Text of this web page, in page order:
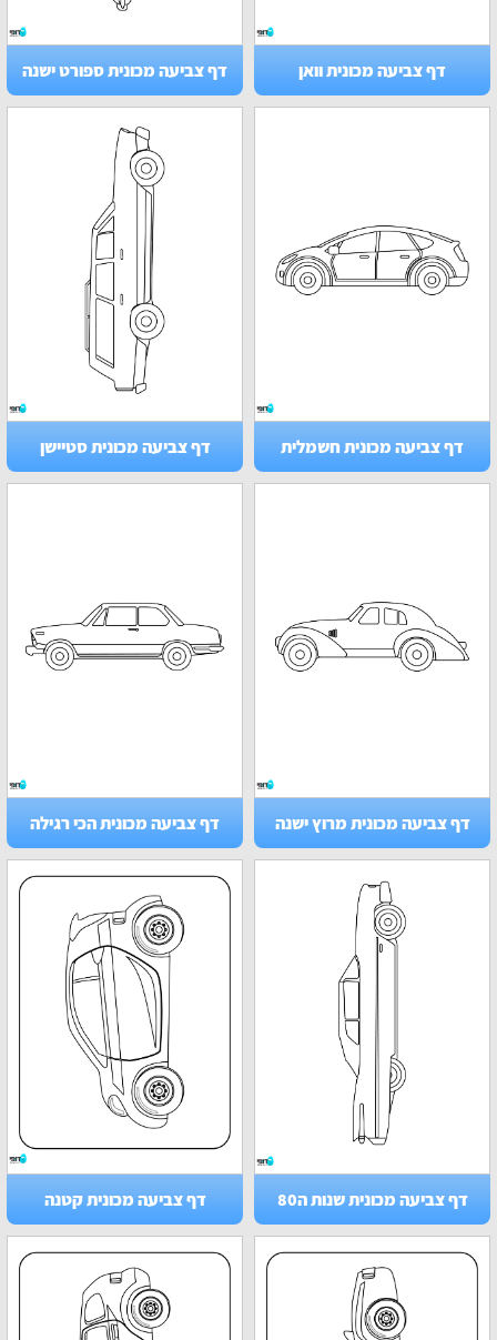
דף צביעה מכונית וואן דף צביעה מכונית ספורט ישנה
דף צביעה מכונית חשמלית דף צביעה מכונית סטיישן
דף צביעה מכונית מרוץ ישנה דף צביעה מכונית הכי רגילה
דף צביעה מכונית שנות ה80 דף צביעה מכונית קטנה